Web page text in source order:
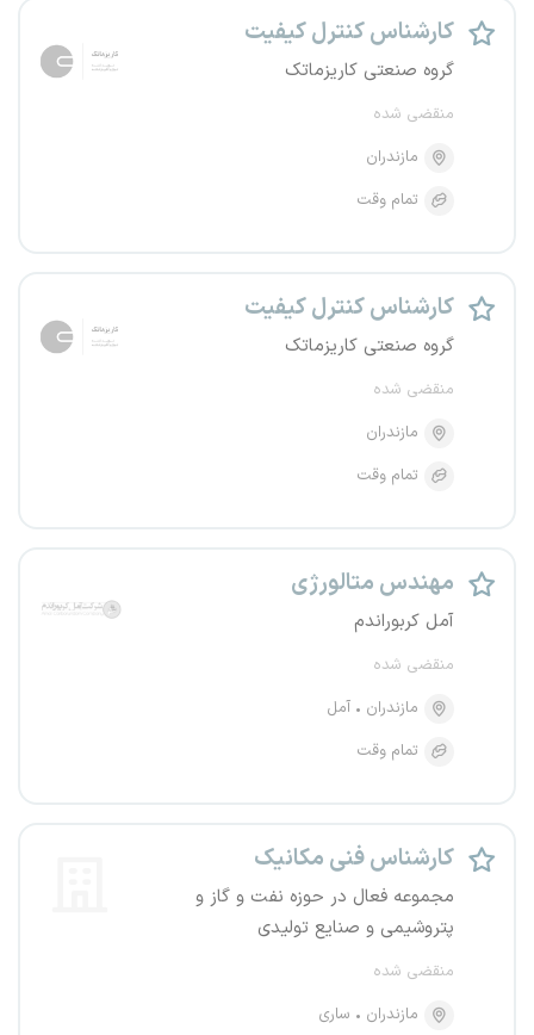
کارشناس کنترل کیفیت
گروه صنعتی کاریزماتک
منقضی شده
مازندران
تمام وقت
کارشناس کنترل کیفیت
گروه صنعتی کاریزماتک
منقضی شده
مازندران
تمام وقت
مهندس متالورژی
آمل کربوراندم
منقضی شده
مازندران
آمل
تمام وقت
کارشناس فنی مکانیک
مجموعه فعال در حوزه نفت و گاز و
پتروشیمی و صنایع تولیدی
منقضی شده
مازندران
ساری